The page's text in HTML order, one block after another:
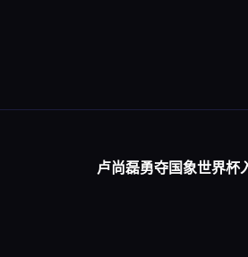
卢尚磊勇夺国象世界杯